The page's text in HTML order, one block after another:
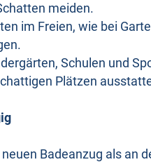
meiden.
im Freien, wie bei
Schulen und
Plätzen
Badeanzug als an